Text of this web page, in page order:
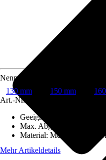
Nenndurchmesser
130 mm
150 mm
Art.-Nr.
Geeignet für Brennstoffe
Max. Abgastemperatur
Material: Metall,
Mehr Artikeldetails